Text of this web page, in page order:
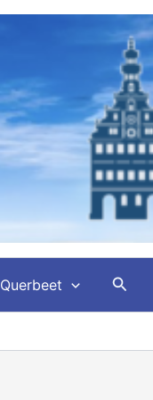
Querbeet